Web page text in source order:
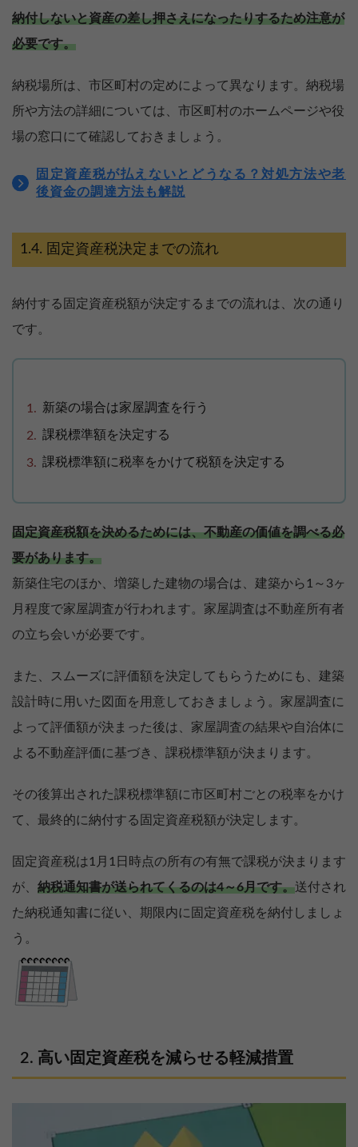
納付しないと資産の差し押さえになったりするため注意が
必要です。
納税場所は、市区町村の定めによって異なります。納税場
所や方法の詳細については、市区町村のホームページや役
場の窓口にて確認しておきましょう。
固定資産税が払えないとどうなる？対処方法や老
後資金の調達方法も解説
固定資産税決定までの流れ
納付する固定資産税額が決定するまでの流れは、次の通り
です。
新築の場合は家屋調査を行う
課税標準額を決定する
課税標準額に税率をかけて税額を決定する
固定資産税額を決めるためには、不動産の価値を調べる必
要があります。
新築住宅のほか、増築した建物の場合は、建築から1～3ヶ
月程度で家屋調査が行われます。家屋調査は不動産所有者
の立ち会いが必要です。
また、スムーズに評価額を決定してもらうためにも、建築
設計時に用いた図面を用意しておきましょう。家屋調査に
よって評価額が決まった後は、家屋調査の結果や自治体に
よる不動産評価に基づき、課税標準額が決まります。
その後算出された課税標準額に市区町村ごとの税率をかけ
て、最終的に納付する固定資産税額が決定します。
固定資産税は1月1日時点の所有の有無で課税が決まります
が、 納税通知書が送られてくるのは4～6月です。送付され
た納税通知書に従い、期限内に固定資産税を納付しましょ
う。
高い固定資産税を減らせる軽減措置